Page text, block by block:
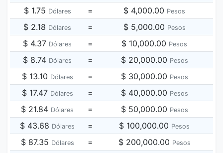
$ 1.75 Dólares = $ 4,000.00 Pesos
$ 2.18 Dólares = $ 5,000.00 Pesos
$ 4.37 Dólares = $ 10,000.00 Pesos
$ 8.74 Dólares = $ 20,000.00 Pesos
$ 13.10 Dólares = $ 30,000.00 Pesos
$ 17.47 Dólares = $ 40,000.00 Pesos
$ 21.84 Dólares = $ 50,000.00 Pesos
$ 43.68 Dólares = $ 100,000.00 Pesos
$ 87.35 Dólares = $ 200,000.00 Pesos